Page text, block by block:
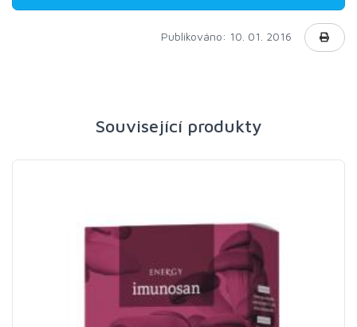
Publikováno: 10. 01. 2016
Související produkty